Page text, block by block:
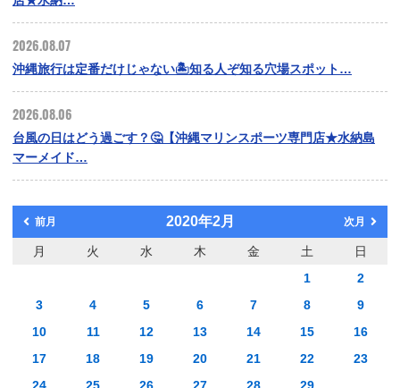
2026.08.07
沖縄旅行は定番だけじゃない🏝️知る人ぞ知る穴場スポット…
2026.08.06
台風の日はどう過ごす？🤔【沖縄マリンスポーツ専門店★水納島
マーメイド…
前月 2020年2月 次月
月 火 水 木 金 土
日
1
2
3
4 5 6 7 8
9
10
11 12 13 14 15
16
17
18 19 20 21 22
23
24
25 26 27 28 29